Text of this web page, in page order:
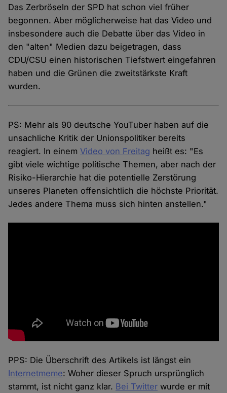
Das Zerbröseln der SPD hat schon viel früher
begonnen. Aber möglicherweise hat das Video und
insbesondere auch die Debatte über das Video in
den "alten" Medien dazu beigetragen, dass
CDU/CSU einen historischen Tiefstwert eingefahren
haben und die Grünen die zweitstärkste Kraft
wurden.
PS: Mehr als 90 deutsche YouTuber haben auf die
unsachliche Kritik der Unionspolitiker bereits
reagiert. In einemVideo von Freitag heißt es: "Es
gibt viele wichtige politische Themen, aber nach der
Risiko-Hierarchie hat die potentielle Zerstörung
unseres Planeten offensichtlich die höchste Priorität.
Jedes andere Thema muss sich hinten anstellen."
PPS: Die Überschrift des Artikels ist längst ein
Internetmeme: Woher dieser Spruch ursprünglich
stammt, ist nicht ganz klar. Bei Twitter wurde er mit